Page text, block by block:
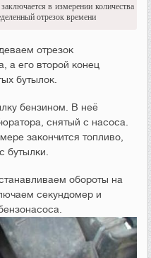
в измерении количества
отрезок времени
отрезок
а его второй конец
бутылок.
бензином. В неё
снятый с насоса.
закончится топливо,
бутылки.
обороты на
секундомер и